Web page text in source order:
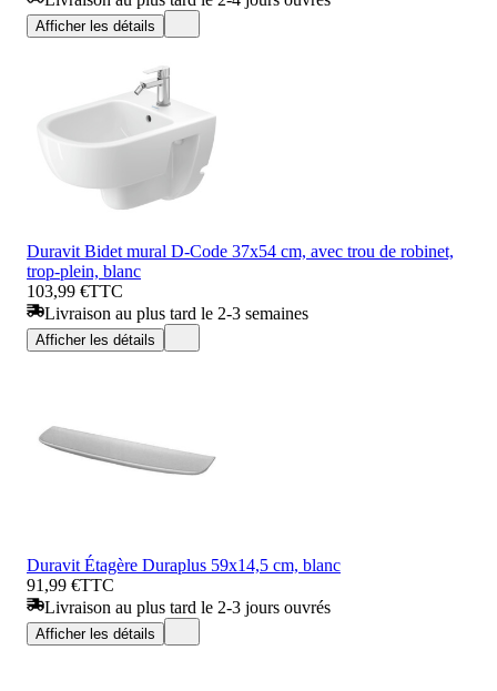
Afficher les détails
Duravit Bidet mural D-Code 37x54 cm, avec trou de robinet,
trop-plein, blanc
103,99 €TTC
Livraison au plus tard le 2-3 semaines
Afficher les détails
Duravit Étagère Duraplus 59x14,5 cm, blanc
91,99 €TTC
Livraison au plus tard le 2-3 jours ouvrés
Afficher les détails